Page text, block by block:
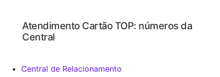
Atendimento Cartão TOP: números da
Central
Central de Relacionamento